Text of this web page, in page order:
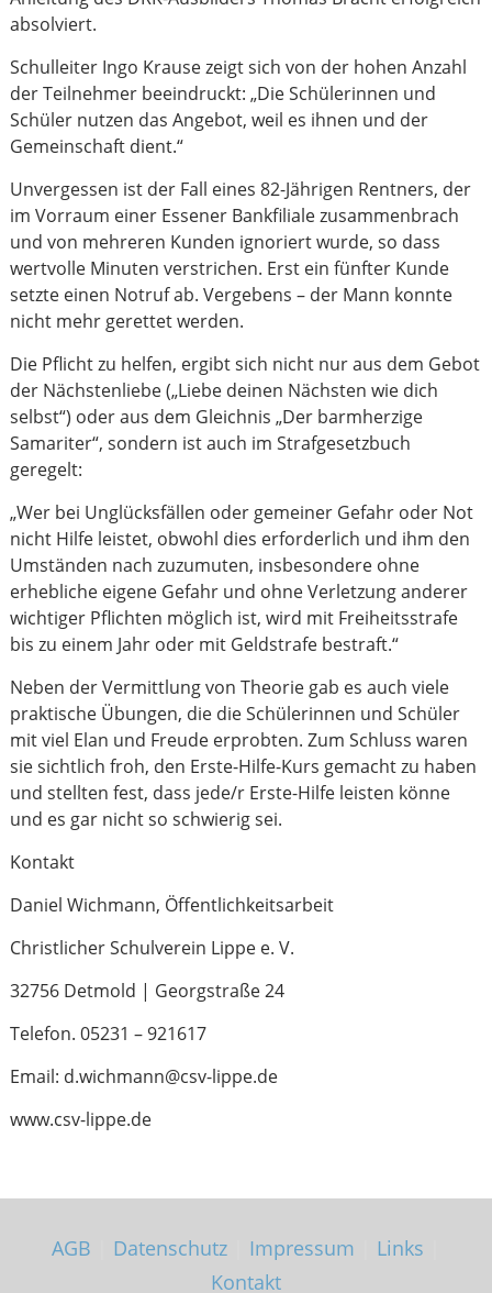
absolviert.
Schulleiter Ingo Krause zeigt sich von der hohen Anzahl
der Teilnehmer beeindruckt: „Die Schülerinnen und
Schüler nutzen das Angebot, weil es ihnen und der
Gemeinschaft dient.“
Unvergessen ist der Fall eines 82-Jährigen Rentners, der
im Vorraum einer Essener Bankfiliale zusammenbrach
und von mehreren Kunden ignoriert wurde, so dass
wertvolle Minuten verstrichen. Erst ein fünfter Kunde
setzte einen Notruf ab. Vergebens – der Mann konnte
nicht mehr gerettet werden.
Die Pflicht zu helfen, ergibt sich nicht nur aus dem Gebot
der Nächstenliebe („Liebe deinen Nächsten wie dich
selbst“) oder aus dem Gleichnis „Der barmherzige
Samariter“, sondern ist auch im Strafgesetzbuch
geregelt:
„Wer bei Unglücksfällen oder gemeiner Gefahr oder Not
nicht Hilfe leistet, obwohl dies erforderlich und ihm den
Umständen nach zuzumuten, insbesondere ohne
erhebliche eigene Gefahr und ohne Verletzung anderer
wichtiger Pflichten möglich ist, wird mit Freiheitsstrafe
bis zu einem Jahr oder mit Geldstrafe bestraft.“
Neben der Vermittlung von Theorie gab es auch viele
praktische Übungen, die die Schülerinnen und Schüler
mit viel Elan und Freude erprobten. Zum Schluss waren
sie sichtlich froh, den Erste-Hilfe-Kurs gemacht zu haben
und stellten fest, dass jede/r Erste-Hilfe leisten könne
und es gar nicht so schwierig sei.
Kontakt
Daniel Wichmann, Öffentlichkeitsarbeit
Christlicher Schulverein Lippe e. V.
32756 Detmold | Georgstraße 24
Telefon. 05231 – 921617
Email: d.wichmann@csv-lippe.de
www.csv-lippe.de
AGB Datenschutz Impressum Links
Kontakt